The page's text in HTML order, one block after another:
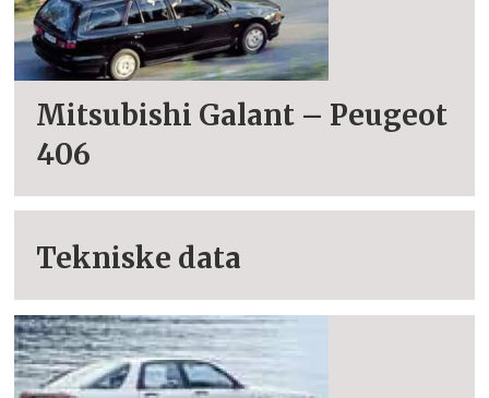
Mitsubishi Galant – Peugeot
406
Tekniske data